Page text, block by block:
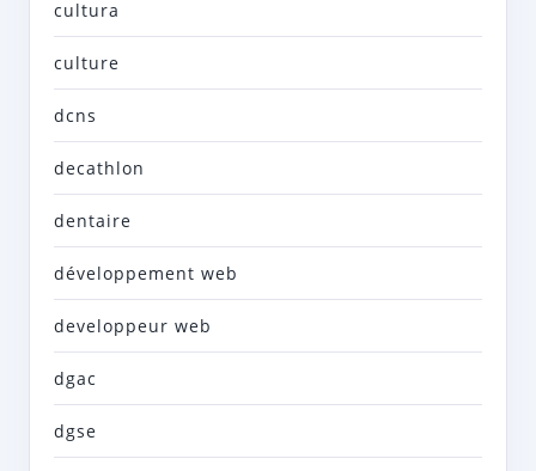
cultura
culture
dcns
decathlon
dentaire
développement web
developpeur web
dgac
dgse